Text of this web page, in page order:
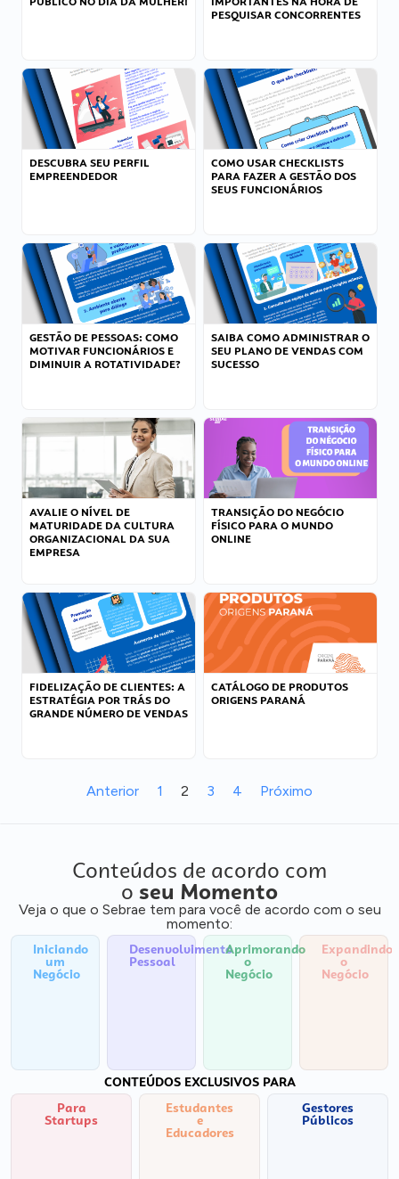
PESQUISAR CONCORRENTES
DESCUBRA SEU PERFIL
EMPREENDEDOR
COMO USAR CHECKLISTS
PARA FAZER A GESTÃO DOS
SEUS FUNCIONÁRIOS
GESTÃO DE PESSOAS: COMO
MOTIVAR FUNCIONÁRIOS E
DIMINUIR A ROTATIVIDADE?
SAIBA COMO ADMINISTRAR O
SEU PLANO DE VENDAS COM
SUCESSO
AVALIE O NÍVEL DE
MATURIDADE DA CULTURA
ORGANIZACIONAL DA SUA
EMPRESA
TRANSIÇÃO DO NEGÓCIO
FÍSICO PARA O MUNDO
ONLINE
FIDELIZAÇÃO DE CLIENTES: A
ESTRATÉGIA POR TRÁS DO
GRANDE NÚMERO DE VENDAS
CATÁLOGO DE PRODUTOS
ORIGENS PARANÁ
Anterior 1 2 3 4 Próximo
Conteúdos de acordo com
o seu Momento
Veja o que o Sebrae tem para você de acordo com o seu
momento:
Iniciando
um
Negócio
Desenvolvimento
Pessoal
Aprimorando
o
Negócio
Expandindo
o
Negócio
CONTEÚDOS EXCLUSIVOS PARA
Para
Startups
Estudantes
e
Educadores
Gestores
Públicos